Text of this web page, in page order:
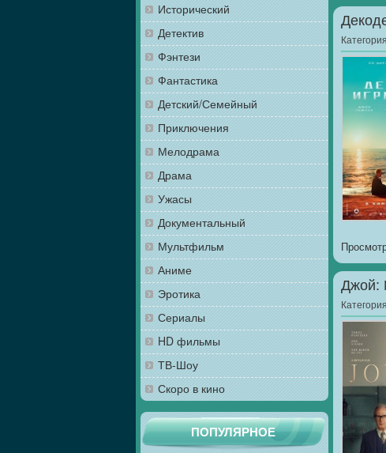
Исторический
Детектив
Фэнтези
Фантастика
Детский/Семейный
Приключения
Мелодрама
Драма
Ужасы
Документальный
Мультфильм
Аниме
Эротика
Сериалы
HD фильмы
ТВ-Шоу
Скоро в кино
ПОПУЛЯРНОЕ
Джой: